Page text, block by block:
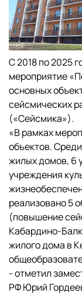
С 2018 по 2025
мероприятие
основных
сейсмических
(«Сейсмика»).
«В рамках
объектов.
жилых домов, 6
учреждения
реализовано 5
(повышение
Кабардино-
жилого дома в
- отметил
РФ Юрий